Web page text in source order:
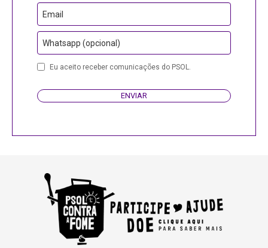
Email
Whatsapp (opcional)
Eu aceito receber comunicações do PSOL.
ENVIAR